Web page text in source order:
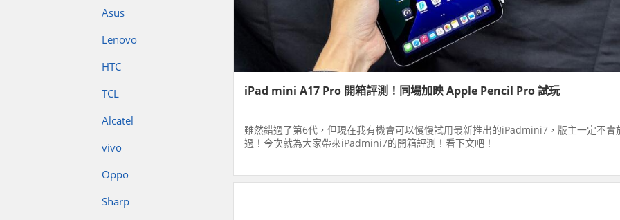
Asus
Lenovo
HTC
TCL
Alcatel
vivo
Oppo
Sharp
iPad mini A17 Pro 開箱評測！同場加映 Apple Pencil Pro 試玩
雖然錯過了第6代，但現在我有機會可以慢慢試用最新推出的iPadmini7，版主一定不會
過！今次就為大家帶來iPadmini7的開箱評測！看下文吧！